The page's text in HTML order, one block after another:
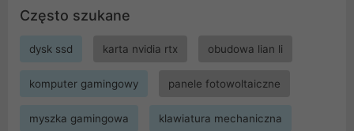
Często szukane
dysk ssd karta nvidia rtx obudowa lian li
komputer gamingowy panele fotowoltaiczne
myszka gamingowa klawiatura mechaniczna